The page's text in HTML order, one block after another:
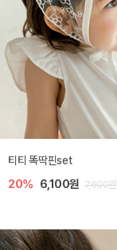
티티 똑딱핀set
20% 6,100원 7,600원